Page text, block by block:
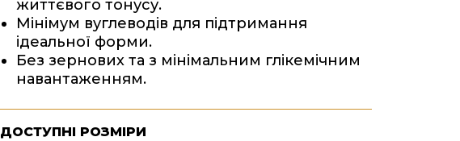
життєвого тонусу.
Мінімум вуглеводів для підтримання
ідеальної форми.
Без зернових та з мінімальним глікемічним
навантаженням.
ДОСТУПНІ РОЗМІРИ